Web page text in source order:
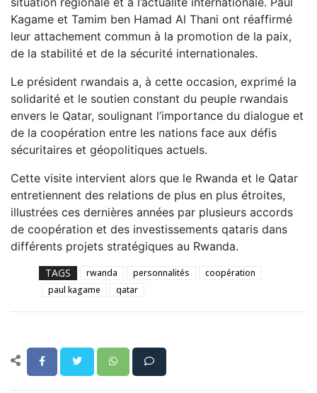
Kagame et Tamim ben Hamad Al Thani ont réaffirmé
leur attachement commun à la promotion de la paix,
de la stabilité et de la sécurité internationales.
Le président rwandais a, à cette occasion, exprimé la
solidarité et le soutien constant du peuple rwandais
envers le Qatar, soulignant l’importance du dialogue et
de la coopération entre les nations face aux défis
sécuritaires et géopolitiques actuels.
Cette visite intervient alors que le Rwanda et le Qatar
entretiennent des relations de plus en plus étroites,
illustrées ces dernières années par plusieurs accords
de coopération et des investissements qataris dans
différents projets stratégiques au Rwanda.
TAGS rwanda personnalités
coopération
paul kagame
qatar